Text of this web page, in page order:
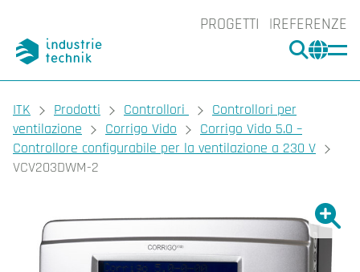
PROGETTI REFERENZE
CERCA
You are here:
ITK Prodotti Controllori
Controllori per
ventilazione
Corrigo Vido
Corrigo Vido 5.0 –
Controllore configurabile per la ventilazione a 230 V
VCV203DWM-2